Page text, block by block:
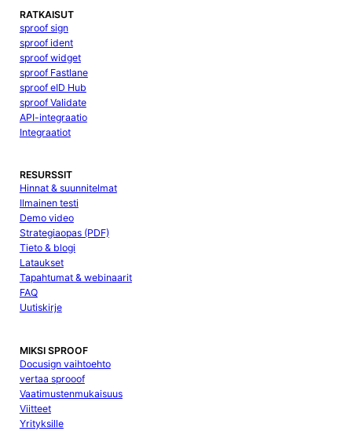
RATKAISUT
sproof sign
sproof ident
sproof widget
sproof Fastlane
sproof eID Hub
sproof Validate
API-integraatio
Integraatiot
RESURSSIT
Hinnat & suunnitelmat
Ilmainen testi
Demo video
Strategiaopas (PDF)
Tieto & blogi
Lataukset
Tapahtumat & webinaarit
FAQ
Uutiskirje
MIKSI SPROOF
Docusign vaihtoehto
vertaa sprooof
Vaatimustenmukaisuus
Viitteet
Yrityksille